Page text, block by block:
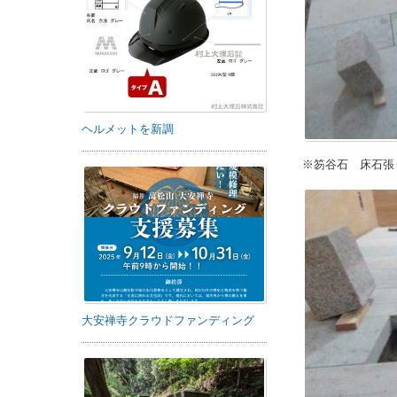
※笏谷石 床石張
ヘルメットを新調
大安禅寺クラウドファンディング